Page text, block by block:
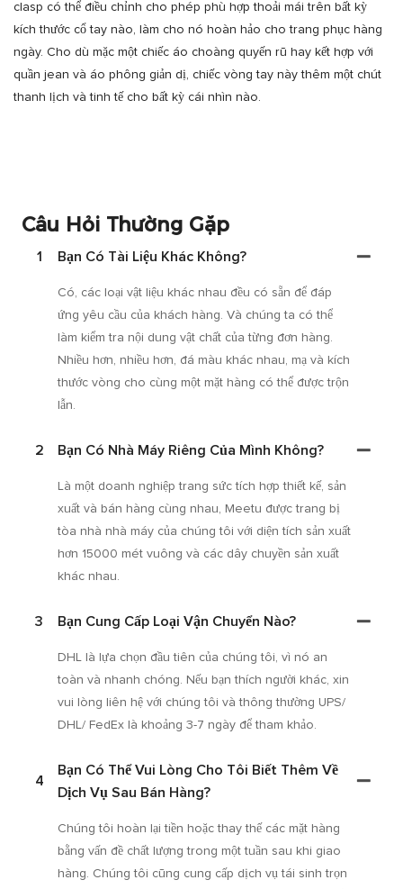
clasp có thể điều chỉnh cho phép phù hợp thoải mái trên bất kỳ
kích thước cổ tay nào, làm cho nó hoàn hảo cho trang phục hàng
ngày. Cho dù mặc một chiếc áo choàng quyến rũ hay kết hợp với
quần jean và áo phông giản dị, chiếc vòng tay này thêm một chút
thanh lịch và tinh tế cho bất kỳ cái nhìn nào.
Câu Hỏi Thường Gặp
1 Bạn Có Tài Liệu Khác Không?
Có, các loại vật liệu khác nhau đều có sẵn để đáp
ứng yêu cầu của khách hàng. Và chúng ta có thể
làm kiểm tra nội dung vật chất của từng đơn hàng.
Nhiều hơn, nhiều hơn, đá màu khác nhau, mạ và kích
thước vòng cho cùng một mặt hàng có thể được trộn
lẫn.
2 Bạn Có Nhà Máy Riêng Của Mình Không?
Là một doanh nghiệp trang sức tích hợp thiết kế, sản
xuất và bán hàng cùng nhau, Meetu được trang bị
tòa nhà nhà máy của chúng tôi với diện tích sản xuất
hơn 15000 mét vuông và các dây chuyền sản xuất
khác nhau.
3 Bạn Cung Cấp Loại Vận Chuyển Nào?
DHL là lựa chọn đầu tiên của chúng tôi, vì nó an
toàn và nhanh chóng. Nếu bạn thích người khác, xin
vui lòng liên hệ với chúng tôi và thông thường UPS/
DHL/ FedEx là khoảng 3-7 ngày để tham khảo.
4
Bạn Có Thể Vui Lòng Cho Tôi Biết Thêm Về
Dịch Vụ Sau Bán Hàng?
Chúng tôi hoàn lại tiền hoặc thay thế các mặt hàng
bằng vấn đề chất lượng trong một tuần sau khi giao
hàng. Chúng tôi cũng cung cấp dịch vụ tái sinh trọn